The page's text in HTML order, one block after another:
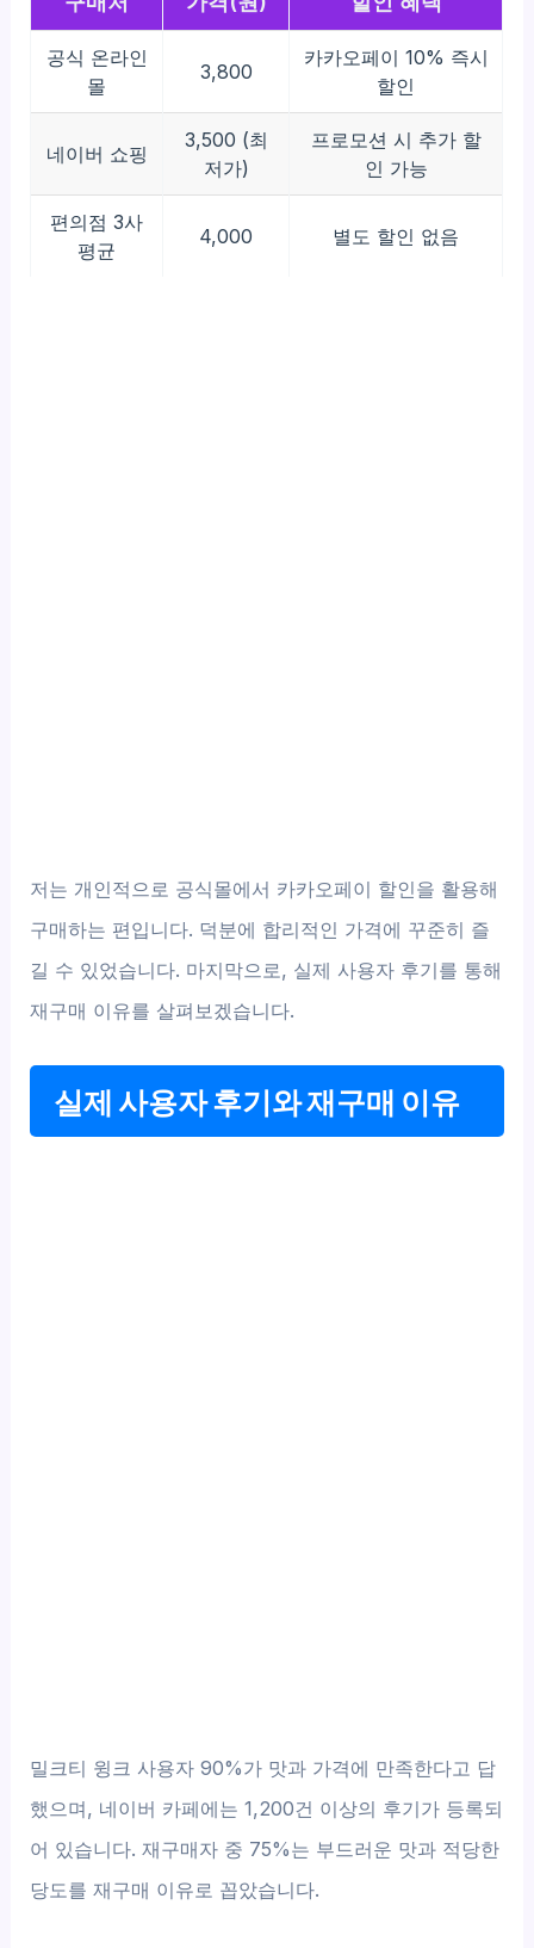
공식 온라인
몰
3,800
카카오페이 10% 즉시
할인
네이버 쇼핑
3,500 (최
저가)
프로모션 시 추가 할
인 가능
편의점 3사
평균
4,000 별도 할인 없음
저는 개인적으로 공식몰에서 카카오페이 할인을 활용해
구매하는 편입니다. 덕분에 합리적인 가격에 꾸준히 즐
길 수 있었습니다. 마지막으로, 실제 사용자 후기를 통해
재구매 이유를 살펴보겠습니다.
실제 사용자 후기와 재구매 이유
밀크티 윙크 사용자 90%가 맛과 가격에 만족한다고 답
했으며, 네이버 카페에는 1,200건 이상의 후기가 등록되
어 있습니다. 재구매자 중 75%는 부드러운 맛과 적당한
당도를 재구매 이유로 꼽았습니다.